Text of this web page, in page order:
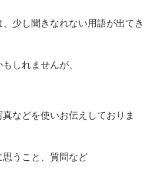
少し聞きなれない用語が出てき
しれませんが、
などを使いお伝えしておりま
うこと、質問など